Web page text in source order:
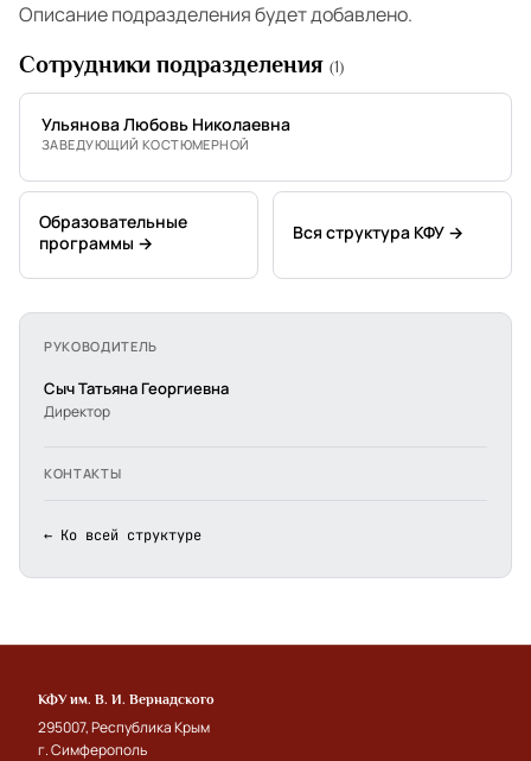
Описание подразделения будет добавлено.
Сотрудники подразделения (1)
Ульянова Любовь Николаевна
ЗАВЕДУЮЩИЙ КОСТЮМЕРНОЙ
Образовательные
программы →
Вся структура КФУ →
РУКОВОДИТЕЛЬ
Сыч Татьяна Георгиевна
Директор
КОНТАКТЫ
← Ко всей структуре
КФУ им. В. И. Вернадского
295007, Республика Крым
г. Симферополь